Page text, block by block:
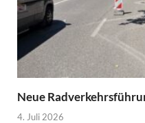
Neue
4. Juli 2026